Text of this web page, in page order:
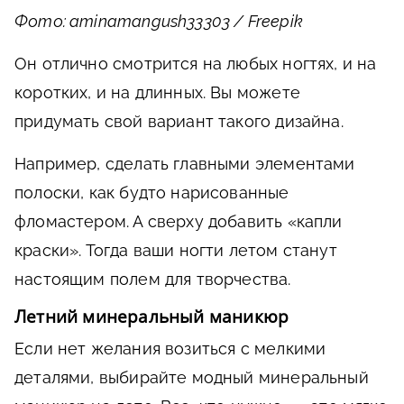
Фото: aminamangush33303 / Freepik
Он отлично смотрится на любых ногтях, и на
коротких, и на длинных. Вы можете
придумать свой вариант такого дизайна.
Например, сделать главными элементами
полоски, как будто нарисованные
фломастером. А сверху добавить «капли
краски». Тогда ваши ногти летом станут
настоящим полем для творчества.
Летний минеральный маникюр
Если нет желания возиться с мелкими
деталями, выбирайте модный минеральный